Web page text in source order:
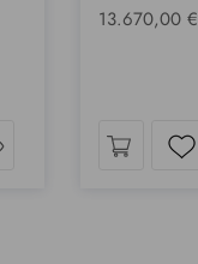
Jetez un coup d´œil
13.670,00 €